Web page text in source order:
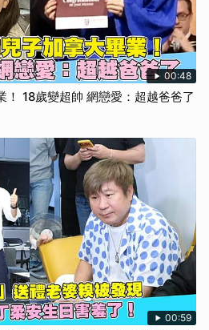
00:48
！ 18歲變超帥 網戀愛：超越爸爸了
00:59